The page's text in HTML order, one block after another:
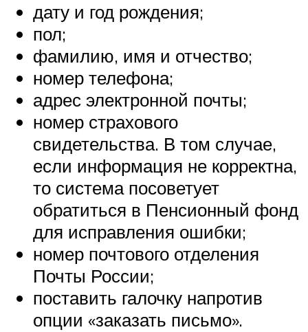
дату и год рождения;
пол;
фамилию, имя и отчество;
номер телефона;
адрес электронной почты;
номер страхового
свидетельства. В том случае,
если информация не корректна,
то система посоветует
обратиться в Пенсионный фонд
для исправления ошибки;
номер почтового отделения
Почты России;
поставить галочку напротив
опции «заказать письмо».